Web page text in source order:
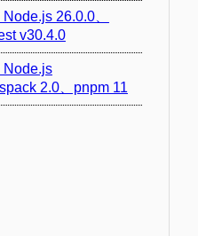
26.0.0、
v30.4.0
Node.js
2.0、pnpm 11